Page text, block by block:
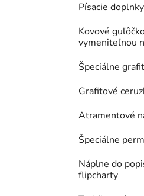
Písacie doplnky
Kovové
vymeniteľnou
Špeciálne
Grafitové
Atramentové
Špeciálne
Náplne do
flipcharty